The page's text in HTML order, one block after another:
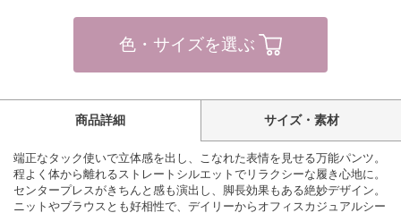
色・サイズを選ぶ
商品詳細 サイズ・素材
端正なタック使いで立体感を出し、こなれた表情を見せる万能パンツ。
程よく体から離れるストレートシルエットでリラクシーな履き心地に。
センタープレスがきちんと感も演出し、脚長効果もある絶妙デザイン。
ニットやブラウスとも好相性で、デイリーからオフィスカジュアルシー